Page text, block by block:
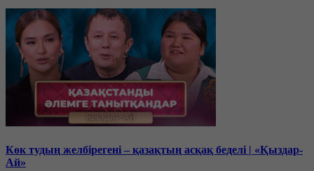
Көк тудың желбірегені – қазақтың асқақ беделі | «Қыздар-
Ай»